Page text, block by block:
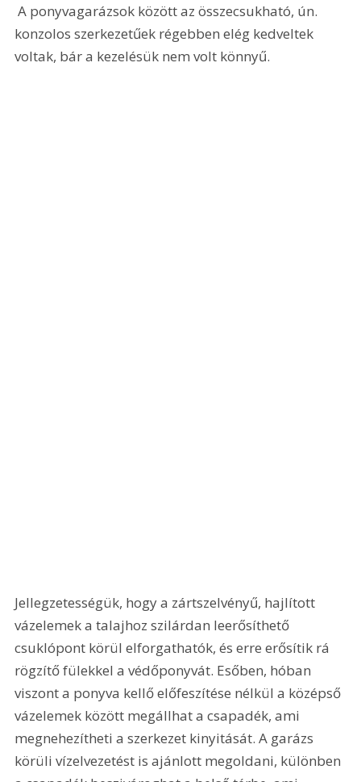
A ponyvagarázsok között az összecsukható, ún.
konzolos szerkezetűek régebben elég kedveltek
voltak, bár a kezelésük nem volt könnyű.
Jellegzetességük, hogy a zártszelvényű, hajlított
vázelemek a talajhoz szilárdan leerősíthető
csuklópont körül elforgathatók, és erre erősítik rá
rögzítő fülekkel a védőponyvát. Esőben, hóban
viszont a ponyva kellő előfeszítése nélkül a középső
vázelemek között megállhat a csapadék, ami
megnehezítheti a szerkezet kinyitását. A garázs
körüli vízelvezetést is ajánlott megoldani, különben